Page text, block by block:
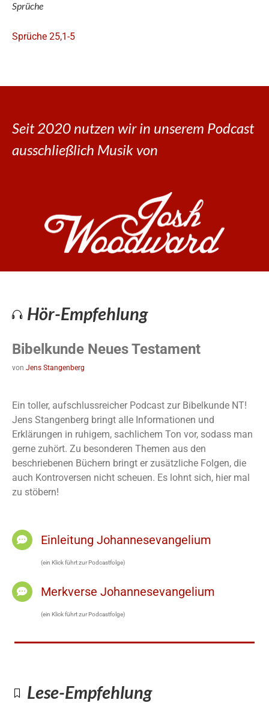
Sprüche
Sprüche 25,1-5
Seit 2020 nutzen wir in unserem Podcast
ausschließlich Musik von
Hör-Empfehlung
Bibelkunde Neues Testament
von Jens Stangenberg
Ein toller, aufschlussreicher Podcast zur Bibelkunde NT!
Jens Stangenberg bringt alle Informationen und
Erklärungen in ruhigem, sachlichem Ton vor, sodass man
gerne zuhört. Zu besonderen Themen aus den
beschriebenen Büchern bringt er zusätzliche Folgen, die
auch Kontroversen nicht scheuen. Es lohnt sich, hier mal
zu stöbern!
Einleitung Johannesevangelium
(ein Klick führt zur Podcastfolge)
Merkverse Johannesevangelium
(ein Klick führt zur Podcastfolge)
Lese-Empfehlung